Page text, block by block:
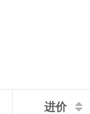
进价